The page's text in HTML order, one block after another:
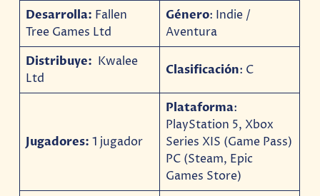
Desarrolla: Fallen
Tree Games Ltd
Género: Indie /
Aventura
Distribuye: Kwalee
Ltd
Clasificación: C
Jugadores:1 jugador
Plataforma:
PlayStation 5, Xbox
Series XIS (Game Pass)
PC (Steam, Epic
Games Store)